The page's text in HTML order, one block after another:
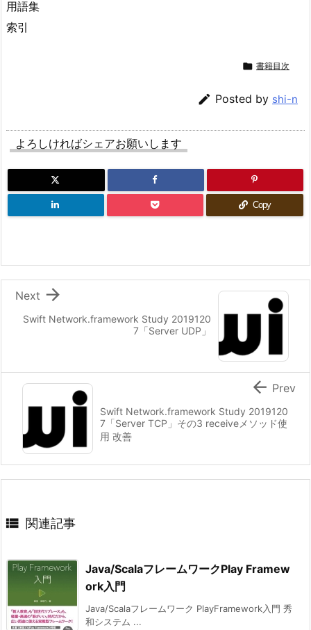
用語集
索引
 書籍目次
 Posted by shi-n
よろしければシェアお願いします
Copy
Swift Network.framework Study 2019120
7「Server UDP」

Next
Swift Network.framework Study 2019120
7「Server TCP」その3 receiveメソッド使
用 改善
 Prev
 関連記事
Java/ScalaフレームワークPlay Framew
ork入門
Java/Scalaフレームワーク PlayFramework入門 秀
和システム ...